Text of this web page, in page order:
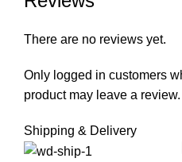
There are no reviews yet.
Only logged in customers
product may leave a review.
Shipping & Delivery